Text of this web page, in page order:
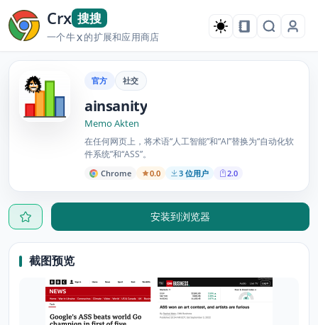
Crx 搜搜
一个牛X的扩展和应用商店
官方 社交
ainsanity
Memo Akten
在任何网页上，将术语“人工智能”和“AI”替换为“自动化软
件系统”和“ASS”。
Chrome 0.0 3 位用户 2.0
安装到浏览器
截图预览